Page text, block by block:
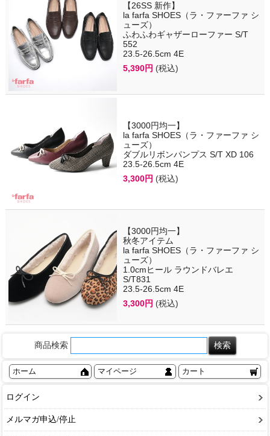
【26SS 新作】
la farfa SHOES（ラ・ファーファ シ
ューズ）
ふわふわギャザーローファー S/T
552
23.5-26.5cm 4E
5,390円 (税込)
【3000円均一】
la farfa SHOES（ラ・ファーファ シ
ューズ）
ダブルリボンパンプス S/T XD 106
23.5-26.5cm 4E
3,300円 (税込)
【3000円均一】
秋冬アイテム
la farfa SHOES（ラ・ファーファ シ
ューズ）
1.0cmヒール ラウンドバレエ
S/T831
23.5-26.5cm 4E
3,300円 (税込)
商品検索
ホーム マイページ カート
ログイン
メルマガ申込/停止